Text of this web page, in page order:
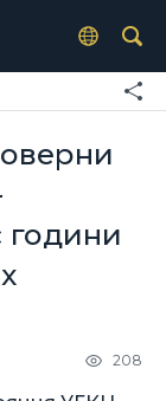
години
208